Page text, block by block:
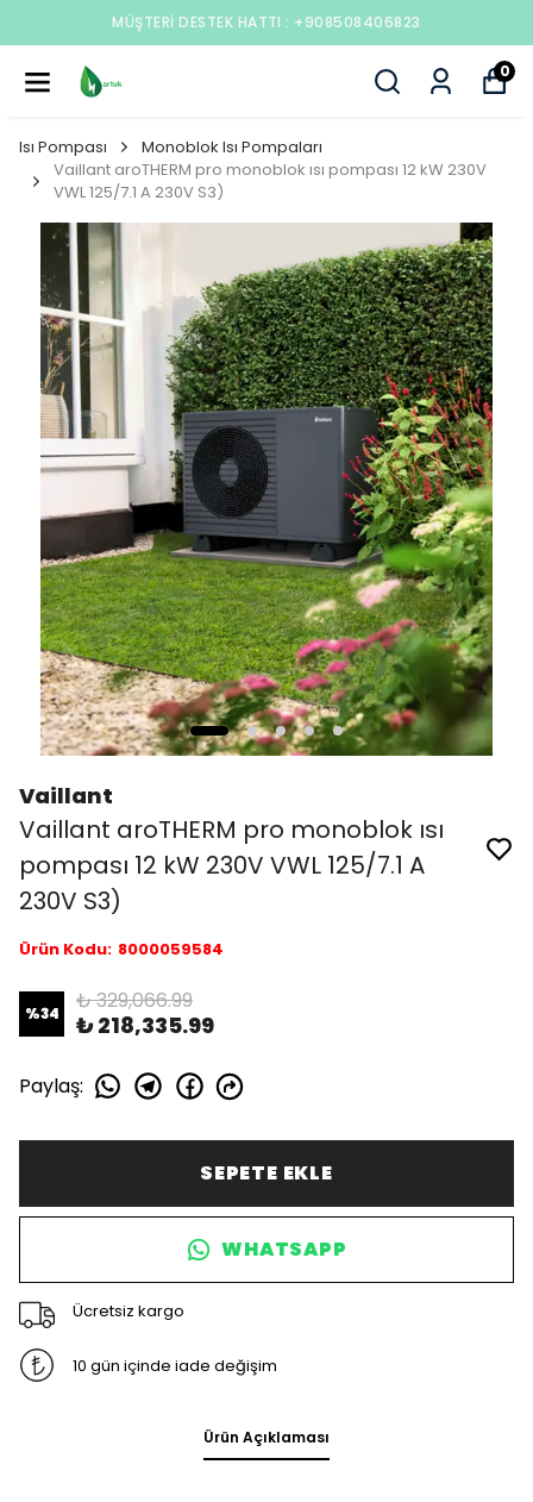
MÜŞTERI DESTEK HATTI : +908508406823
0
Isı Pompası
Monoblok Isı Pompaları
Vaillant aroTHERM pro monoblok ısı pompası 12 kW 230V
VWL 125/7.1 A 230V S3)
Vaillant
Vaillant aroTHERM pro monoblok ısı
pompası 12 kW 230V VWL 125/7.1 A
230V S3)
Ürün Kodu: 8000059584
%34 ₺ 329,066.99
₺ 218,335.99
Paylaş:
SEPETE EKLE
WHATSAPP
Ücretsiz kargo
10 gün içinde iade değişim
Ürün Açıklaması